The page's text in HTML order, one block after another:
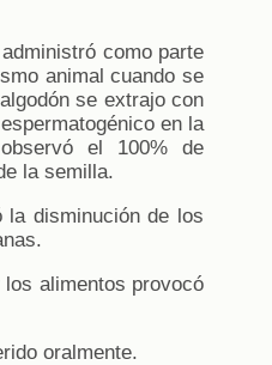
como parte
animal cuando se
se extrajo con
en la
el 100% de
la semilla.
la disminución de los
alimentos provocó
oralmente.